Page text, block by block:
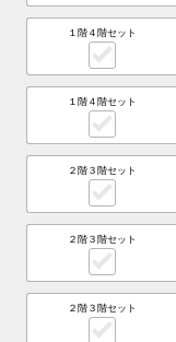
１階４階セット
１階４階セット
２階３階セット
２階３階セット
２階３階セット